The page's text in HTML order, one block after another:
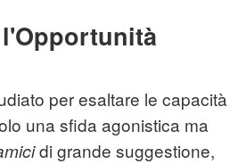
per esaltare le capacità
una sfida agonistica ma
di grande suggestione,